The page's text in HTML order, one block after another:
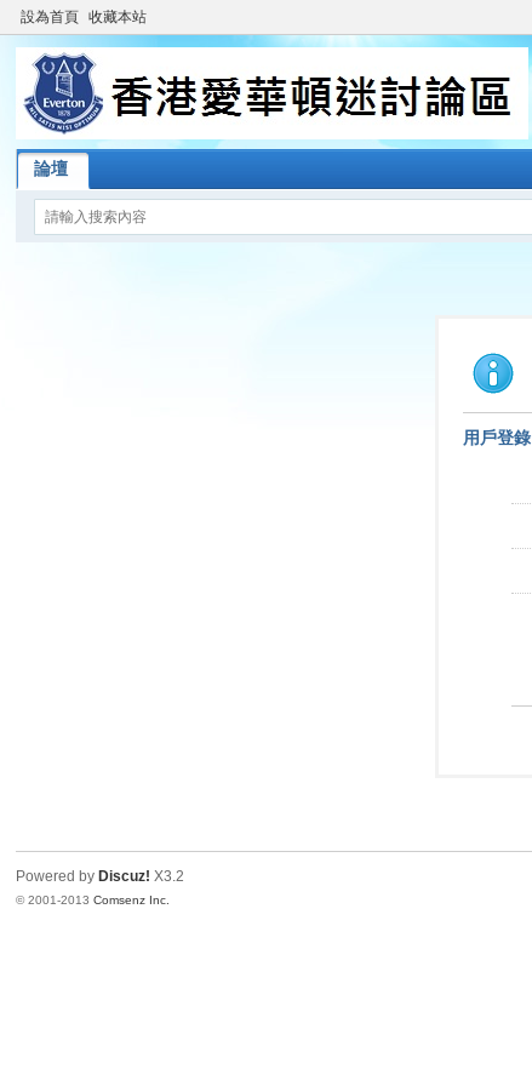
設為首頁 收藏本站
論壇
用戶登錄
Powered by Discuz! X3.2
© 2001-2013Comsenz Inc.